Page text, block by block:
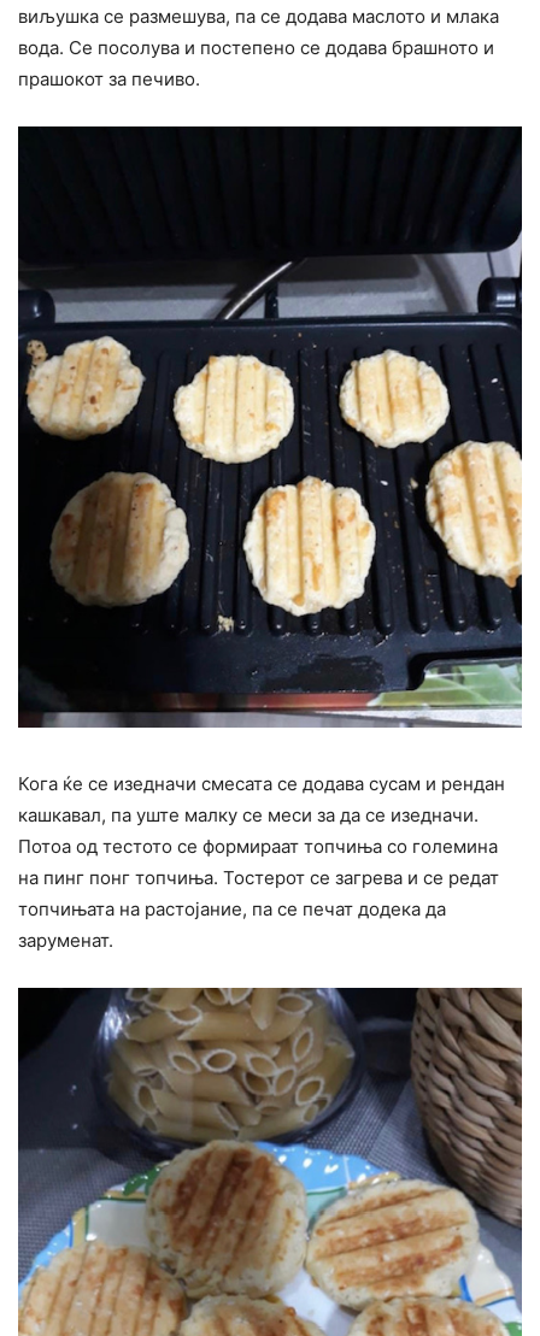
виљушка се размешува, па се додава маслото и млака
вода. Се посолува и постепено се додава брашното и
прашокот за печиво.
Кога ќе се изедначи смесата се додава сусам и рендан
кашкавал, па уште малку се меси за да се изедначи.
Потоа од тестото се формираат топчиња со големина
на пинг понг топчиња. Тостерот се загрева и се редат
топчињата на растојание, па се печат додека да
заруменат.